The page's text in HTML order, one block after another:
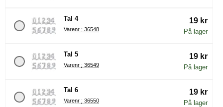
Tal 4
Varenr : 36548
19 kr
På lager
Tal 5
Varenr : 36549
19 kr
På lager
Tal 6
Varenr : 36550
19 kr
På lager